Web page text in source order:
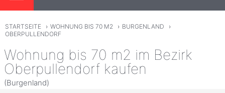
STARTSEITE › WOHNUNG BIS 70 M2 › BURGENLAND
›
OBERPULLENDORF
Wohnung bis 70 m2 im Bezirk
Oberpullendorf kaufen
(Burgenland)